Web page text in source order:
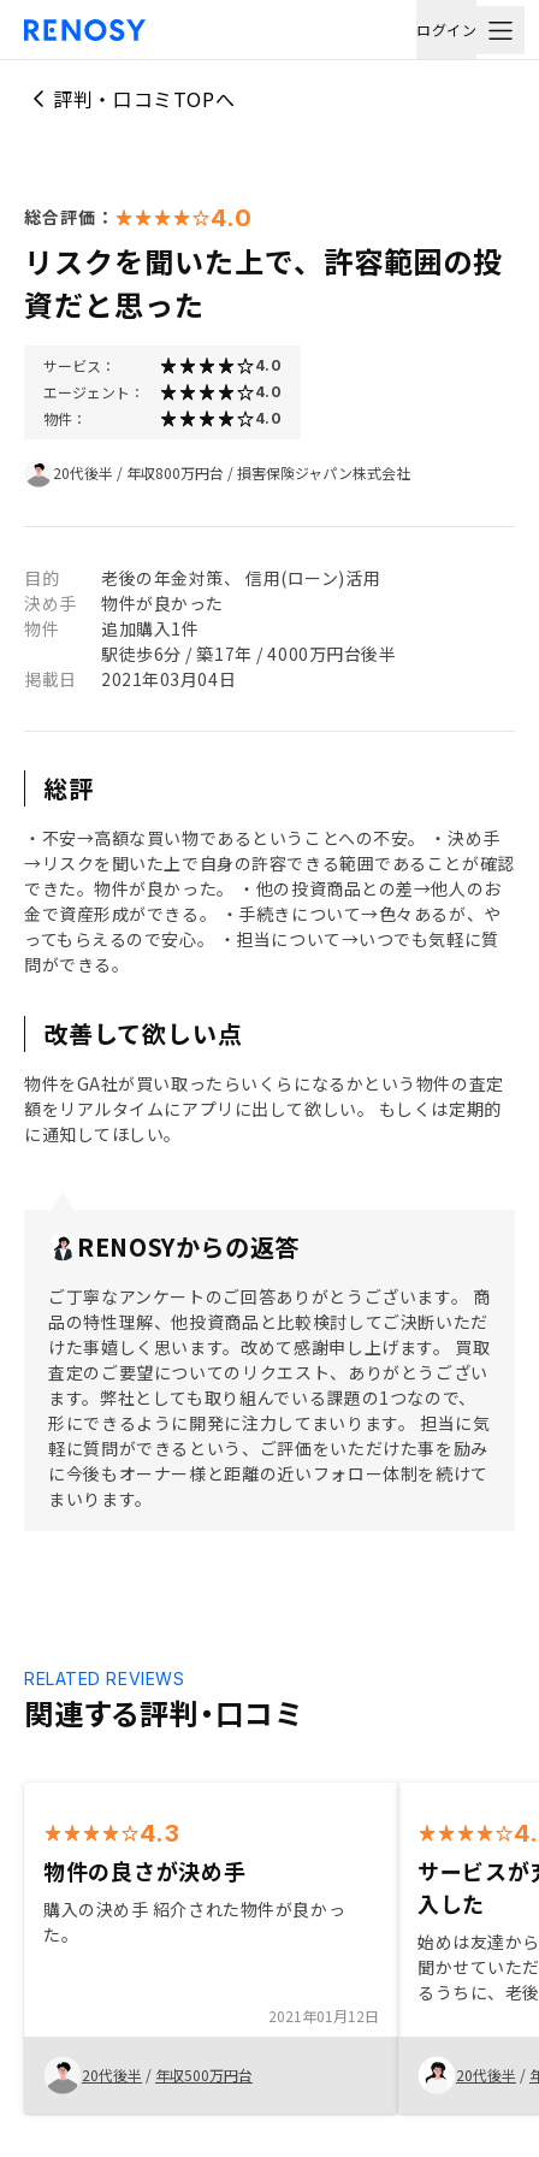
ログイン
評判・口コミTOPへ
総合評価： 4.0
リスクを聞いた上で、許容範囲の投
資だと思った
サービス： 4.0
エージェント： 4.0
物件： 4.0
20代後半 / 年収800万円台 /損害保険ジャパン株式会社
目的
老後の年金対策、 信用(ローン)活用
決め手
物件が良かった
物件
追加購入1件
駅徒歩6分 / 築17年 / 4000万円台後半
掲載日
2021年03月04日
総評
・不安→高額な買い物であるということへの不安。 ・決め手
→リスクを聞いた上で自身の許容できる範囲であることが確認
できた。物件が良かった。 ・他の投資商品との差→他人のお
金で資産形成ができる。 ・手続きについて→色々あるが、や
ってもらえるので安心。 ・担当について→いつでも気軽に質
問ができる。
改善して欲しい点
物件をGA社が買い取ったらいくらになるかという物件の査定
額をリアルタイムにアプリに出して欲しい。 もしくは定期的
に通知してほしい。
RENOSYからの返答
ご丁寧なアンケートのご回答ありがとうございます。 商
品の特性理解、他投資商品と比較検討してご決断いただ
けた事嬉しく思います。改めて感謝申し上げます。 買取
査定のご要望についてのリクエスト、ありがとうござい
ます。弊社としても取り組んでいる課題の1つなので、
形にできるように開発に注力してまいります。 担当に気
軽に質問ができるという、ご評価をいただけた事を励み
に今後もオーナー様と距離の近いフォロー体制を続けて
まいります。
関連する評判・口コミ
RELATED REVIEWS
4.3
物件の良さが決め手
購入の決め手 紹介された物件が良かっ
た。
2021年01月12日
20代後半 / 年収500万円台
サービスが
入した
始めは友達か
聞かせていた
るうちに、老
りました。他
ートもあり、
ので、今回投
20代後半 /